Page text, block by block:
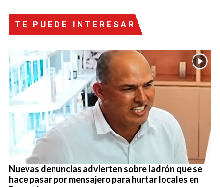
TE PUEDE INTERESAR
Nuevas denuncias advierten sobre ladrón que se
hace pasar por mensajero para hurtar locales en